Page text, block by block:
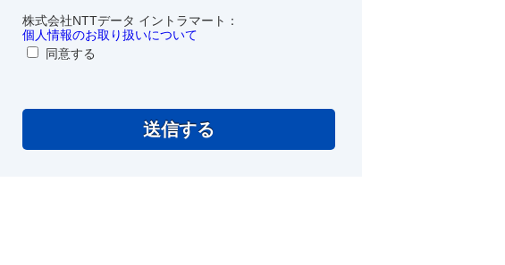
株式会社NTTデータ イントラマート：
個人情報のお取り扱いについて
同意する
送信する